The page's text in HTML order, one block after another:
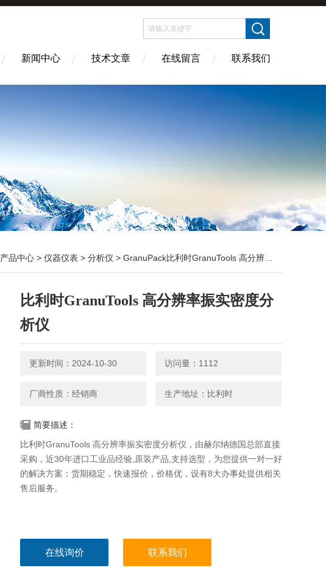
新闻中心 技术文章 在线留言 联系我们
产品中心 > 仪器仪表 > 分析仪 > GranuPack比利时GranuTools 高分辨率振实密度分析仪
比利时GranuTools 高分辨率振实密度分
析仪
更新时间：2024-10-30 访问量：1112
厂商性质：经销商 生产地址：比利时
简要描述：
比利时GranuTools 高分辨率振实密度分析仪，由赫尔纳德国总部直接
采购，近30年进口工业品经验,原装产品,支持选型，为您提供一对一好
的解决方案：货期稳定，快速报价，价格优，设有8大办事处提供相关
售后服务。
在线询价 联系我们